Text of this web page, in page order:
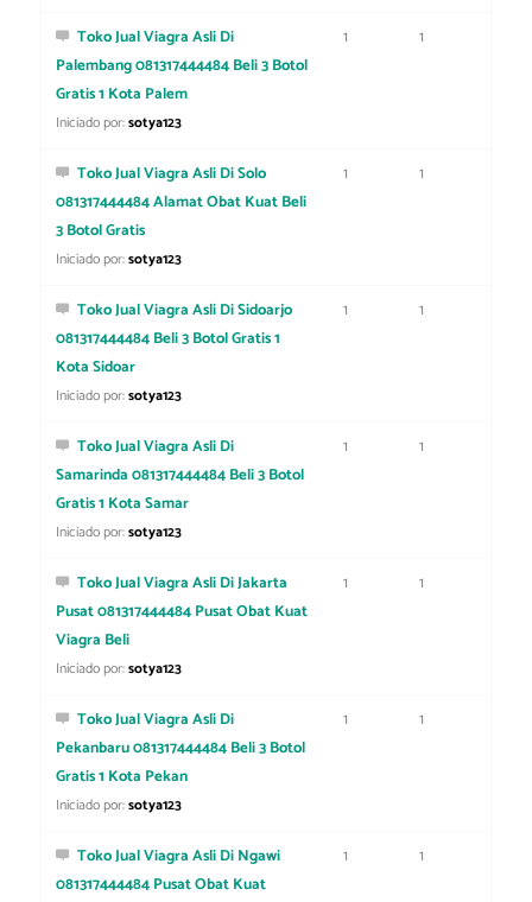
Toko Jual Viagra Asli Di
Palembang 081317444484 Beli 3 Botol
Gratis 1 Kota Palem
Iniciado por:sotya123
1 1
Toko Jual Viagra Asli Di Solo
081317444484 Alamat Obat Kuat Beli
3 Botol Gratis
Iniciado por:sotya123
1 1
Toko Jual Viagra Asli Di Sidoarjo
081317444484 Beli 3 Botol Gratis 1
Kota Sidoar
Iniciado por:sotya123
1 1
Toko Jual Viagra Asli Di
Samarinda 081317444484 Beli 3 Botol
Gratis 1 Kota Samar
Iniciado por:sotya123
1 1
Toko Jual Viagra Asli Di Jakarta
Pusat 081317444484 Pusat Obat Kuat
Viagra Beli
Iniciado por:sotya123
1 1
Toko Jual Viagra Asli Di
Pekanbaru 081317444484 Beli 3 Botol
Gratis 1 Kota Pekan
Iniciado por:sotya123
1 1
Toko Jual Viagra Asli Di Ngawi
081317444484 Pusat Obat Kuat
1 1